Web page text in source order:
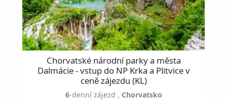
Chorvatské národní parky a města
Dalmácie - vstup do NP Krka a Plitvice v
ceně zájezdu (KL)
6-denní zájezd , Chorvatsko